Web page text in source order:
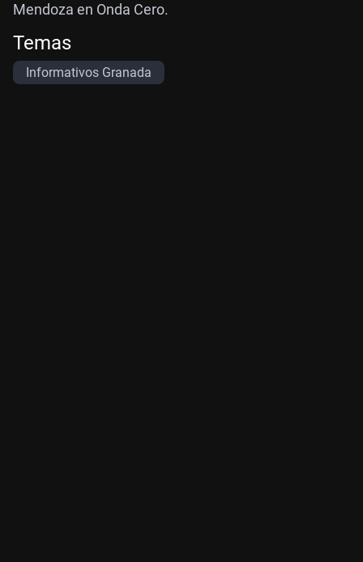
Mendoza en Onda Cero.
Temas
Informativos Granada